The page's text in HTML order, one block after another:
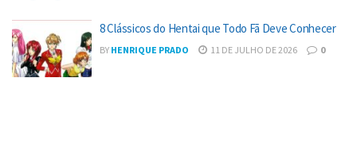
8 Clássicos do Hentai que Todo Fã Deve Conhecer
BY HENRIQUE PRADO 11 DE JULHO DE 2026 0